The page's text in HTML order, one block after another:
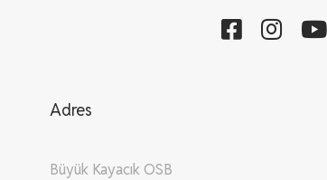
Adres
Büyük Kayacık OSB